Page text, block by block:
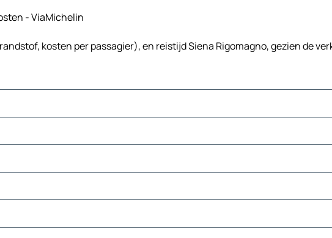
- ViaMichelin
kosten per passagier), en reistijd Siena Rigomagno, gezien de